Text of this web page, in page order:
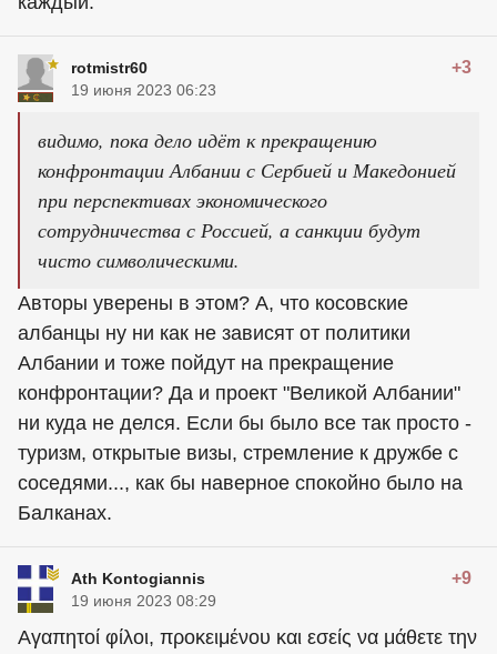
rotmistr60 +3
19 июня 2023 06:23
видимо, пока дело идёт к прекращению
конфронтации Албании с Сербией и Македонией
при перспективах экономического
сотрудничества с Россией, а санкции будут
чисто символическими.
Авторы уверены в этом? А, что косовские
албанцы ну ни как не зависят от политики
Албании и тоже пойдут на прекращение
конфронтации? Да и проект "Великой Албании"
ни куда не делся. Если бы было все так просто -
туризм, открытые визы, стремление к дружбе с
соседями..., как бы наверное спокойно было на
Балканах.
Ath Kontogiannis +9
19 июня 2023 08:29
Αγαπητοί φίλοι, προκειμένου και εσείς να μάθετε την